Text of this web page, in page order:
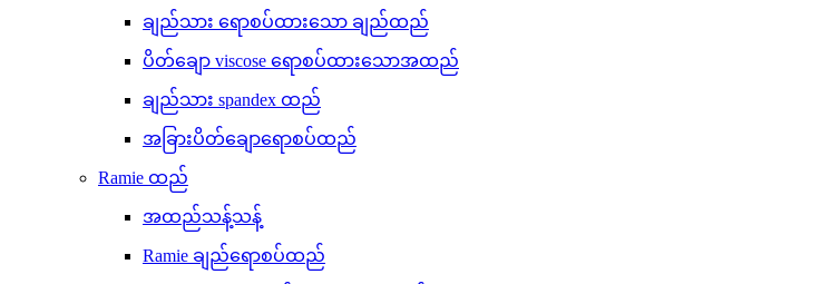
ချည်သား ရောစပ်ထားသော ချည်ထည်
ပိတ်ချော viscose ရောစပ်ထားသောအထည်
ချည်သား spandex ထည်
အခြားပိတ်ချောရောစပ်ထည်
Ramie ထည်
အထည်သန့်သန့်
Ramie ချည်ရောစပ်ထည်